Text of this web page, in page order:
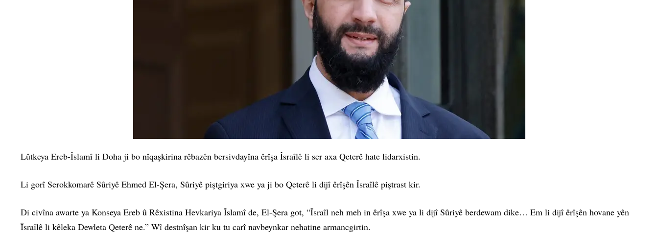
Lûtkeya Ereb-Îslamî li Doha ji bo nîqaşkirina rêbazên bersivdayîna êrîşa Îsraîlê li ser axa Qeterê hate lidarxistin.
Li gorî Serokkomarê Sûriyê Ehmed El-Şera, Sûriyê piştgiriya xwe ya ji bo Qeterê li dijî êrîşên Îsraîlê piştrast kir.
Di civîna awarte ya Konseya Ereb û Rêxistina Hevkariya Îslamî de, El-Şera got, “Îsraîl neh meh in êrîşa xwe ya li dijî Sûriyê berdewam dike… Em li dijî êrîşên hovane yên
Îsraîlê li kêleka Dewleta Qeterê ne.” Wî destnîşan kir ku tu carî navbeynkar nehatine armancgirtin.